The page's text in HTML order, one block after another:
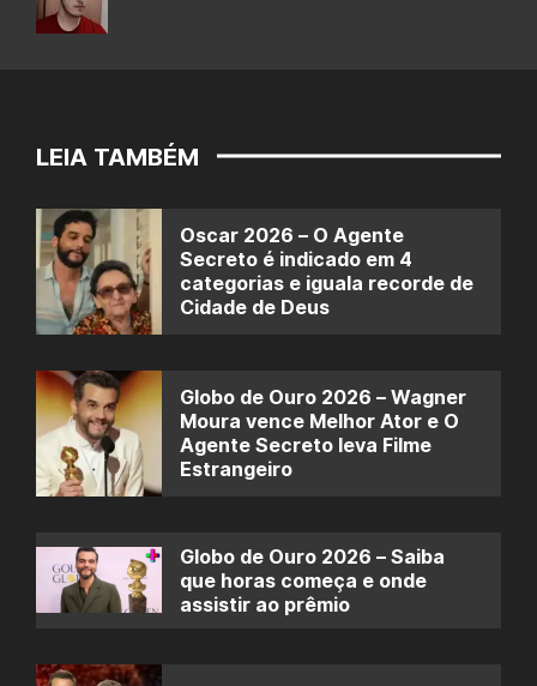
LEIA TAMBÉM
Oscar 2026 – O Agente
Secreto é indicado em 4
categorias e iguala recorde de
Cidade de Deus
Globo de Ouro 2026 – Wagner
Moura vence Melhor Ator e O
Agente Secreto leva Filme
Estrangeiro
Globo de Ouro 2026 – Saiba
que horas começa e onde
assistir ao prêmio